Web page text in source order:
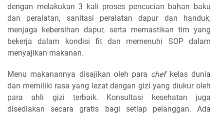
dengan melakukan 3 kali proses pencucian bahan baku
dan peralatan, sanitasi peralatan dapur dan handuk,
menjaga kebersihan dapur, serta memastikan tim yang
bekerja dalam kondisi fit dan memenuhi SOP dalam
menyajikan makanan.
Menu makanannya disajikan oleh para chef kelas dunia
dan memiliki rasa yang lezat dengan gizi yang diukur oleh
para ahli gizi terbaik. Konsultasi kesehatan juga
disediakan secara gratis bagi setiap pelanggan. Ada